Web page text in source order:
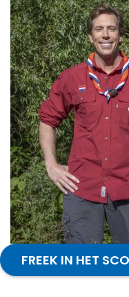
FREEK IN HET